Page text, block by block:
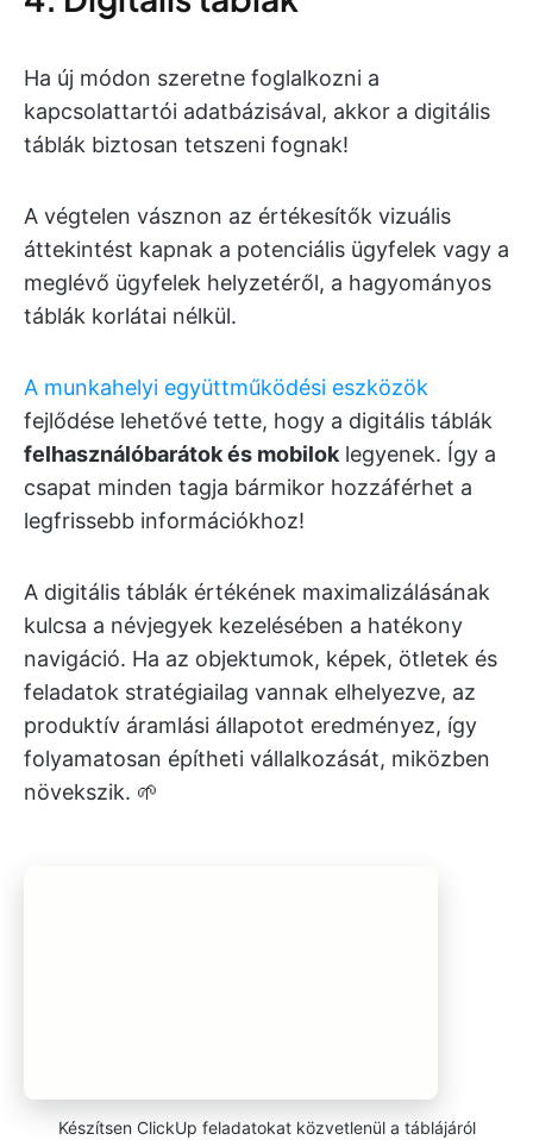
Ha új módon szeretne foglalkozni a
kapcsolattartói adatbázisával, akkor a digitális
táblák biztosan tetszeni fognak!
A végtelen vásznon az értékesítők vizuális
áttekintést kapnak a potenciális ügyfelek vagy a
meglévő ügyfelek helyzetéről, a hagyományos
táblák korlátai nélkül.
A munkahelyi együttműködési eszközök
fejlődése lehetővé tette, hogy a digitális táblák
felhasználóbarátok és mobilok legyenek. Így a
csapat minden tagja bármikor hozzáférhet a
legfrissebb információkhoz!
A digitális táblák értékének maximalizálásának
kulcsa a névjegyek kezelésében a hatékony
navigáció. Ha az objektumok, képek, ötletek és
feladatok stratégiailag vannak elhelyezve, az
produktív áramlási állapotot eredményez, így
folyamatosan építheti vállalkozását, miközben
növekszik. 🌱
Készítsen ClickUp feladatokat közvetlenül a táblájáról